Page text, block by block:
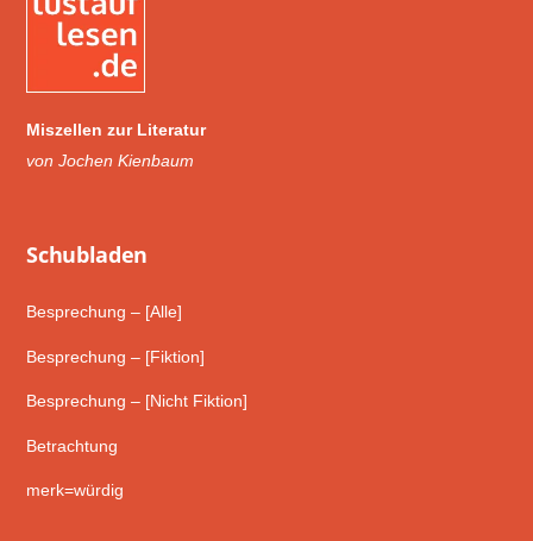
Miszellen zur Literatur
von Jochen Kienbaum
Schub­laden
Besprechung – [Alle]
Besprechung – [Fiktion]
Besprechung – [Nicht Fiktion]
Betrachtung
merk=würdig